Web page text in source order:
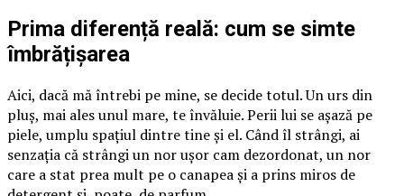
Prima diferență reală: cum se simte
îmbrățișarea
Aici, dacă mă întrebi pe mine, se decide totul. Un urs din
pluș, mai ales unul mare, te învăluie. Perii lui se așază pe
piele, umplu spațiul dintre tine și el. Când îl strângi, ai
senzația că strângi un nor ușor cam dezordonat, un nor
care a stat prea mult pe o canapea și a prins miros de